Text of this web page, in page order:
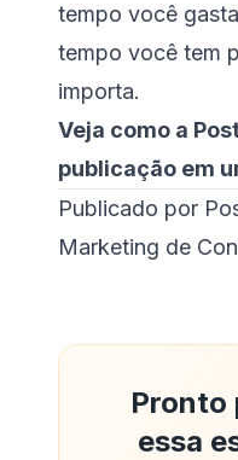
tempo você
tempo você tem
importa.
Veja como a
publicação em
Publicado por
Marketing de
Pronto
essa